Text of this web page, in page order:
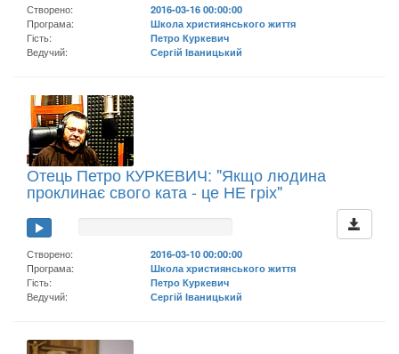
Створено:
2016-03-16 00:00:00
Програма:
Школа християнського життя
Гість:
Петро Куркевич
Ведучий:
Сергій Іваницький
Отець Петро КУРКЕВИЧ: "Якщо людина
проклинає свого ката - це НЕ гріх"
Створено:
2016-03-10 00:00:00
Програма:
Школа християнського життя
Гість:
Петро Куркевич
Ведучий:
Сергій Іваницький